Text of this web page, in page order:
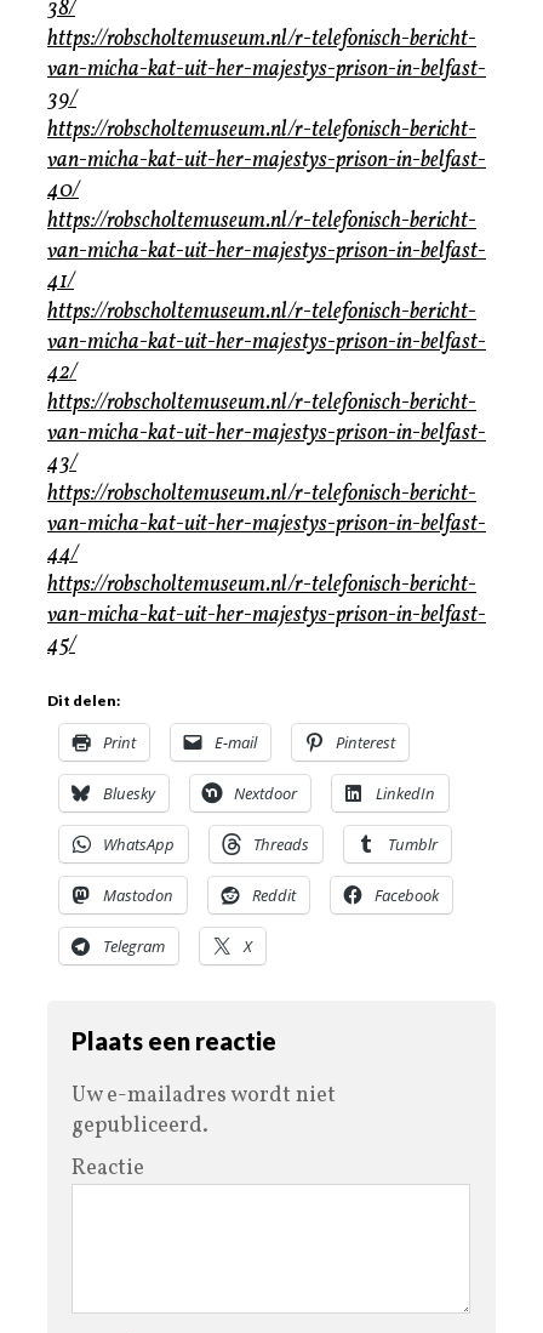
38/
https://robscholtemuseum.nl/r-telefonisch-bericht-
van-micha-kat-uit-her-majestys-prison-in-belfast-
39/
https://robscholtemuseum.nl/r-telefonisch-bericht-
van-micha-kat-uit-her-majestys-prison-in-belfast-
40/
https://robscholtemuseum.nl/r-telefonisch-bericht-
van-micha-kat-uit-her-majestys-prison-in-belfast-
41/
https://robscholtemuseum.nl/r-telefonisch-bericht-
van-micha-kat-uit-her-majestys-prison-in-belfast-
42/
https://robscholtemuseum.nl/r-telefonisch-bericht-
van-micha-kat-uit-her-majestys-prison-in-belfast-
43/
https://robscholtemuseum.nl/r-telefonisch-bericht-
van-micha-kat-uit-her-majestys-prison-in-belfast-
44/
https://robscholtemuseum.nl/r-telefonisch-bericht-
van-micha-kat-uit-her-majestys-prison-in-belfast-
45/
Dit delen:
Print E-mail Pinterest
Bluesky Nextdoor LinkedIn
WhatsApp Threads Tumblr
Mastodon Reddit Facebook
Telegram X
Plaats een reactie
Uw e-mailadres wordt niet
gepubliceerd.
Reactie